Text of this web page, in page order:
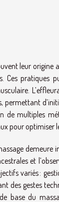
leur
Ces pratiques
multiples
pour optimiser
et
variés :
des gestes
base du